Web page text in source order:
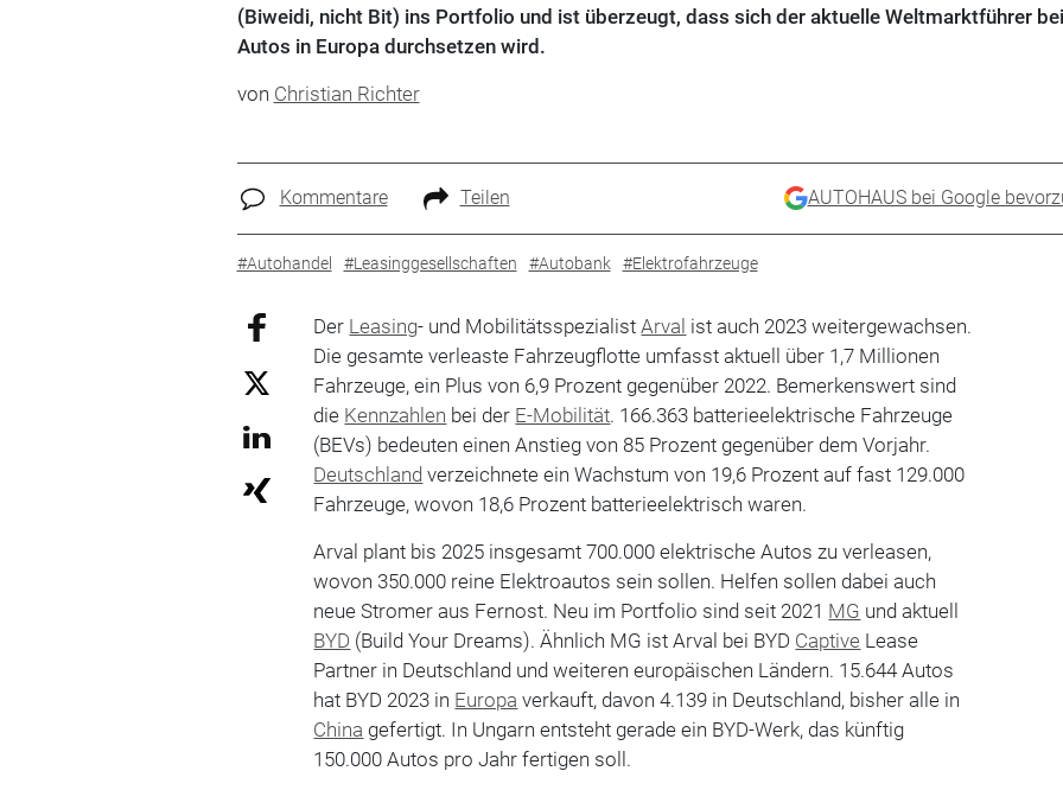
(Biweidi, nicht Bit) ins Portfolio und ist überzeugt, dass sich der aktuelle Weltmarktführer
Autos in Europa durchsetzen wird.
von Christian Richter
Kommentare Teilen AUTOHAUS bei Google
#Autohandel #Leasinggesellschaften #Autobank #Elektrofahrzeuge
Der Leasing- und MobilitätsspezialistArval ist auch 2023 weitergewachsen.
Die gesamte verleaste Fahrzeugflotte umfasst aktuell über 1,7 Millionen
Fahrzeuge, ein Plus von 6,9 Prozent gegenüber 2022. Bemerkenswert sind
die Kennzahlen bei der E-Mobilität. 166.363 batterieelektrische Fahrzeuge
(BEVs) bedeuten einen Anstieg von 85 Prozent gegenüber dem Vorjahr.
Deutschland verzeichnete ein Wachstum von 19,6 Prozent auf fast 129.000
Fahrzeuge, wovon 18,6 Prozent batterieelektrisch waren.
Arval plant bis 2025 insgesamt 700.000 elektrische Autos zu verleasen,
wovon 350.000 reine Elektroautos sein sollen. Helfen sollen dabei auch
neue Stromer aus Fernost. Neu im Portfolio sind seit 2021 MG und aktuell
BYD (Build Your Dreams). Ähnlich MG ist Arval bei BYD Captive Lease
Partner in Deutschland und weiteren europäischen Ländern. 15.644 Autos
hat BYD 2023 in Europa verkauft, davon 4.139 in Deutschland, bisher alle in
China gefertigt. In Ungarn entsteht gerade ein BYD-Werk, das künftig
150.000 Autos pro Jahr fertigen soll.